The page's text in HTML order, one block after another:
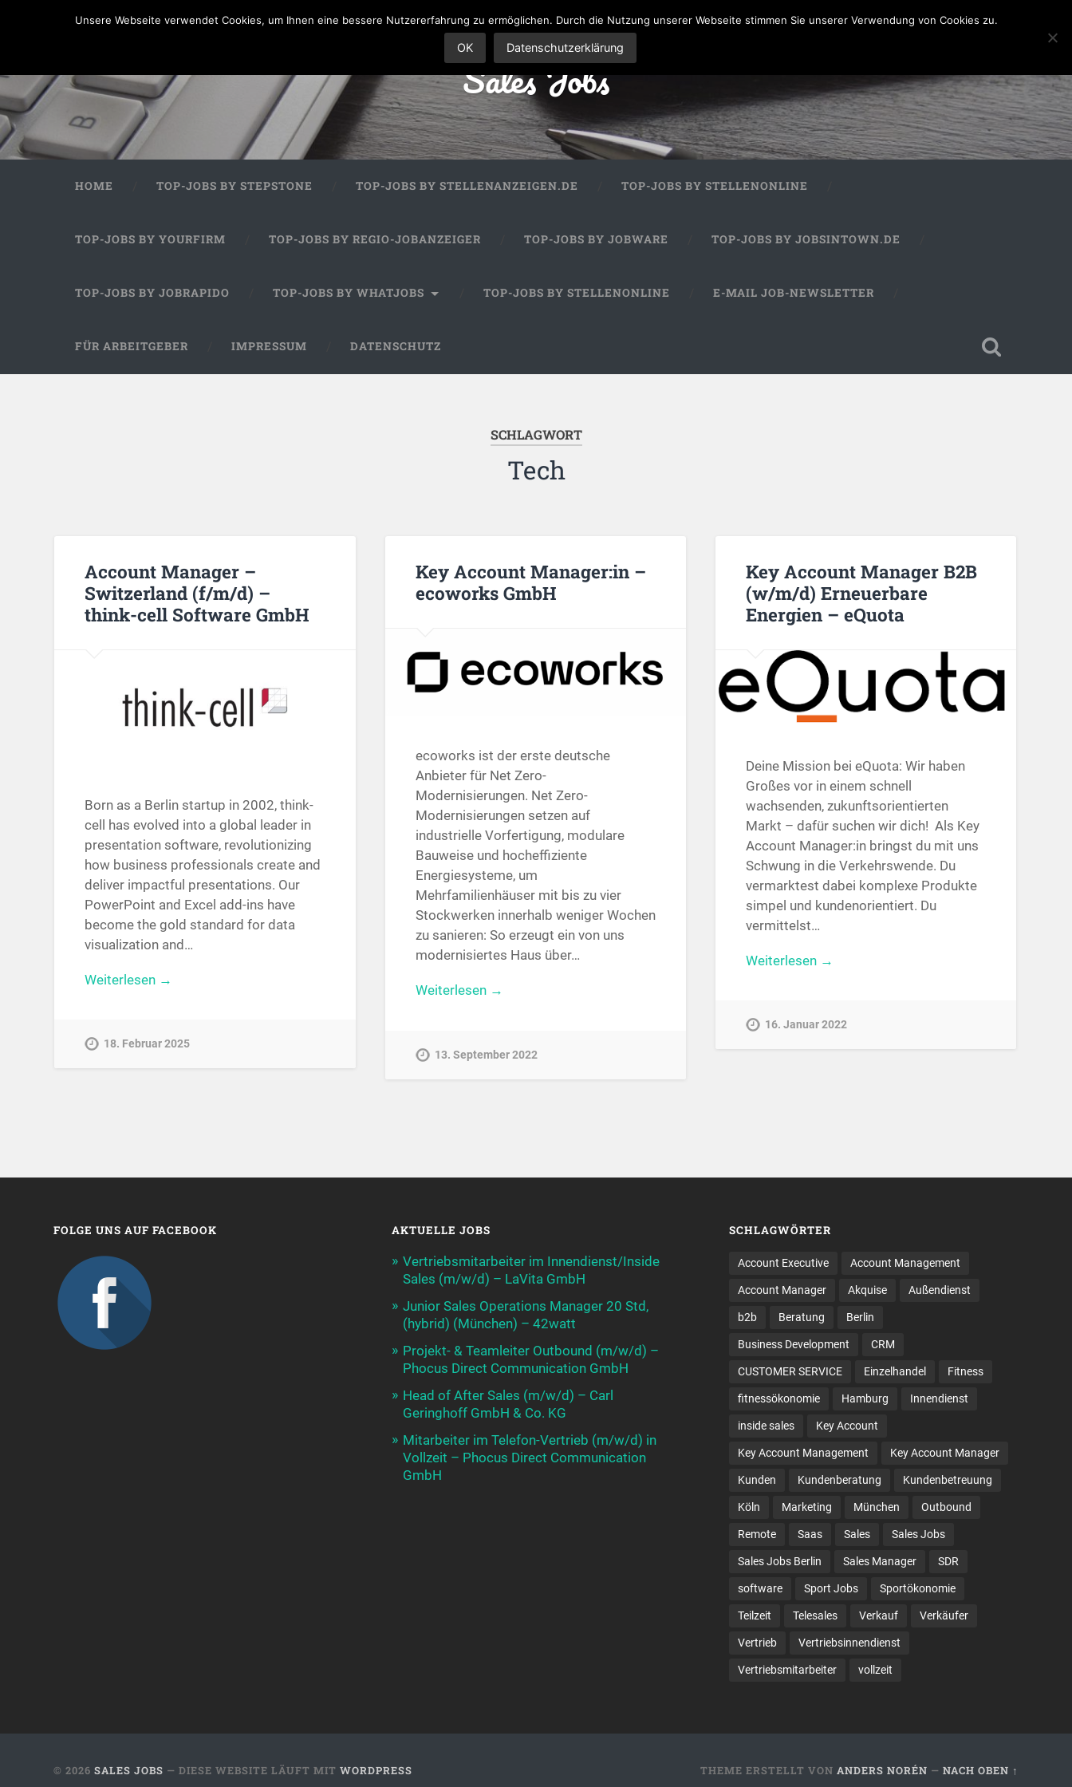
Sales Jobs
HOME TOP-JOBS BY STEPSTONE TOP-JOBS BY STELLENANZEIGEN.DE TOP-JOBS BY STELLENONLINE
TOP-JOBS BY YOURFIRM TOP-JOBS BY REGIO-JOBANZEIGER TOP-JOBS BY JOBWARE TOP-JOBS BY JOBSINTOWN.DE
TOP-JOBS BY JOBRAPIDO TOP-JOBS BY WHATJOBS TOP-JOBS BY STELLENONLINE E-MAIL JOB-NEWSLETTER
FÜR ARBEITGEBER IMPRESSUM DATENSCHUTZ
SCHLAGWORT
Tech
Account Manager –
Switzerland (f/m/d) –
think-cell Software GmbH
Born as a Berlin startup in 2002, think-
cell has evolved into a global leader in
presentation software, revolutionizing
how business professionals create and
deliver impactful presentations. Our
PowerPoint and Excel add-ins have
become the gold standard for data
visualization and…
Weiterlesen →
18. Februar 2025
Key Account Manager:in –
ecoworks GmbH
ecoworks ist der erste deutsche
Anbieter für Net Zero-
Modernisierungen. Net Zero-
Modernisierungen setzen auf
industrielle Vorfertigung, modulare
Bauweise und hocheffiziente
Energiesysteme, um
Mehrfamilienhäuser mit bis zu vier
Stockwerken innerhalb weniger Wochen
zu sanieren: So erzeugt ein von uns
modernisiertes Haus über…
Weiterlesen →
13. September 2022
Key Account Manager B2B
(w/m/d) Erneuerbare
Energien – eQuota
Deine Mission bei eQuota: Wir haben
Großes vor in einem schnell
wachsenden, zukunftsorientierten
Markt – dafür suchen wir dich! Als Key
Account Manager:in bringst du mit uns
Schwung in die Verkehrswende. Du
vermarktest dabei komplexe Produkte
simpel und kundenorientiert. Du
vermittelst…
Weiterlesen →
16. Januar 2022
FOLGE UNS AUF FACEBOOK AKTUELLE JOBS
Vertriebsmitarbeiter im Innendienst/Inside
Sales (m/w/d) – LaVita GmbH
Junior Sales Operations Manager 20 Std,
(hybrid) (München) – 42watt
Projekt- & Teamleiter Outbound (m/w/d) –
Phocus Direct Communication GmbH
Head of After Sales (m/w/d) – Carl
Geringhoff GmbH & Co. KG
Mitarbeiter im Telefon-Vertrieb (m/w/d) in
Vollzeit – Phocus Direct Communication
GmbH
SCHLAGWÖRTER
Account Executive Account Management
Account Manager Akquise Außendienst
b2b Beratung Berlin
Business Development CRM
CUSTOMER SERVICE Einzelhandel Fitness
fitnessökonomie Hamburg Innendienst
inside sales Key Account
Key Account Management Key Account Manager
Kunden Kundenberatung Kundenbetreuung
Köln Marketing München Outbound
Remote Saas Sales Sales Jobs
Sales Jobs Berlin Sales Manager SDR
software Sport Jobs Sportökonomie
Teilzeit Telesales Verkauf Verkäufer
Vertrieb Vertriebsinnendienst
Vertriebsmitarbeiter vollzeit
© 2026SALES JOBS — DIESE WEBSITE LÄUFT MITWORDPRESS THEME ERSTELLT VON ANDERS NORÉN — NACH OBEN ↑
Unsere Webseite verwendet Cookies, um Ihnen eine bessere Nutzererfahrung zu ermöglichen. Durch die Nutzung unserer Webseite stimmen Sie unserer Verwendung von Cookies zu.
OK Datenschutzerklärung